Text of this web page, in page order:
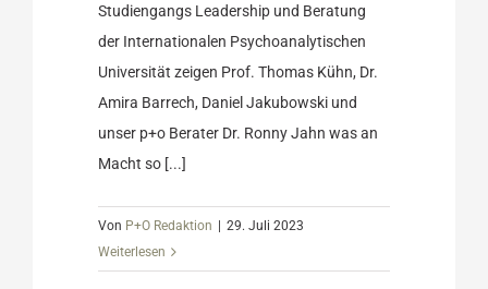
Studiengangs Leadership und Beratung
der Internationalen Psychoanalytischen
Universität zeigen Prof. Thomas Kühn, Dr.
Amira Barrech, Daniel Jakubowski und
unser p+o Berater Dr. Ronny Jahn was an
Macht so [...]
Von P+O Redaktion | 29. Juli 2023
Weiterlesen